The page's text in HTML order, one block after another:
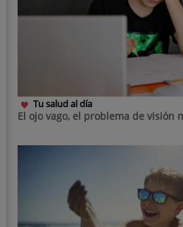
Tu salud al día
El ojo vago, el problema de visión